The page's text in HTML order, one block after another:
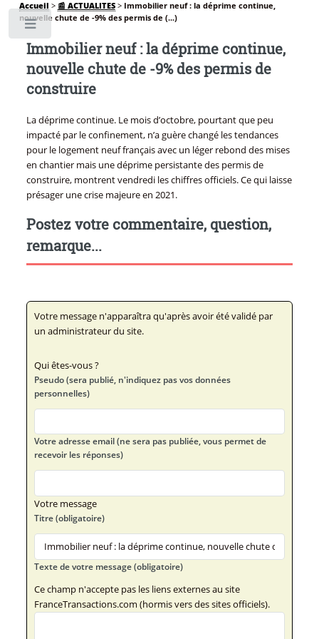
Accueil > 📰 ACTUALITES> Immobilier neuf : la déprime continue,
nouvelle chute de -9% des permis de (...)
Immobilier neuf : la déprime continue,
nouvelle chute de -9% des permis de
construire
La déprime continue. Le mois d’octobre, pourtant que peu
impacté par le confinement, n’a guère changé les tendances
pour le logement neuf français avec un léger rebond des mises
en chantier mais une déprime persistante des permis de
construire, montrent vendredi les chiffres officiels. Ce qui laisse
présager une crise majeure en 2021.
Postez votre commentaire, question,
remarque...
Votre message n'apparaîtra qu'après avoir été validé par
un administrateur du site.
Qui êtes-vous ?
Pseudo (sera publié, n'indiquez pas vos données
personnelles)
Votre adresse email (ne sera pas publiée, vous permet de
recevoir les réponses)
Votre message
Titre (obligatoire)
Texte de votre message (obligatoire)
Ce champ n'accepte pas les liens externes au site
FranceTransactions.com (hormis vers des sites officiels).